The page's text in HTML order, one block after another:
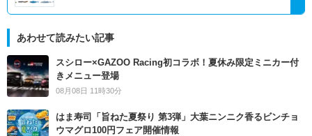
あわせて読みたい記事
スシロー×GAZOO Racing初コラボ！夏休み限定ミニカー付
きメニュー登場
08月08日 11時30分
はま寿司「旨ねた夏祭り 第3弾」大葉ニンニク香るビンチョ
ウマグロ100円フェア開催情報